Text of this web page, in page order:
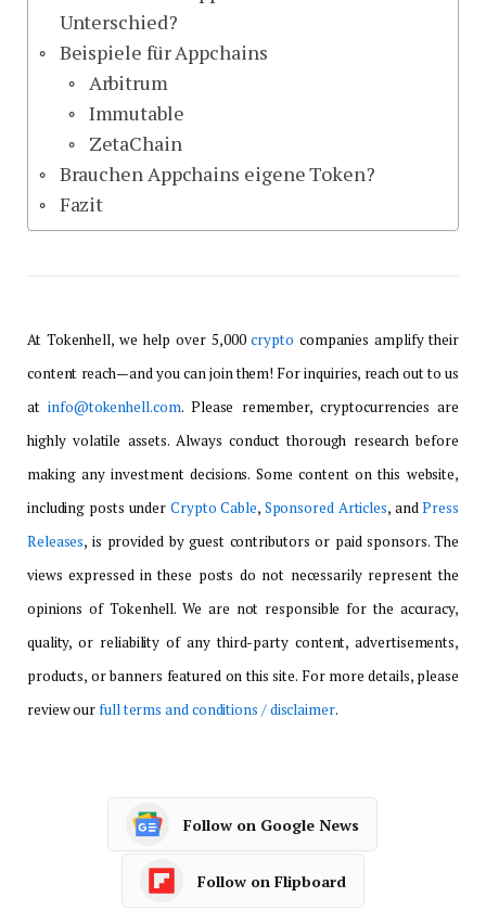
Unterschied?
Beispiele für Appchains
Arbitrum
Immutable
ZetaChain
Brauchen Appchains eigene Token?
Fazit
At Tokenhell, we help over 5,000crypto companies amplify their
content reach—and you can join them! For inquiries, reach out to us
atinfo@tokenhell.com. Please remember, cryptocurrencies are
highly volatile assets. Always conduct thorough research before
making any investment decisions. Some content on this website,
including posts under Crypto Cable, Sponsored Articles, andPress
Releases, is provided by guest contributors or paid sponsors. The
views expressed in these posts do not necessarily represent the
opinions of Tokenhell. We are not responsible for the accuracy,
quality, or reliability of any third-party content, advertisements,
products, or banners featured on this site. For more details, please
review ourfull terms and conditions / disclaimer.
Follow on Google News
Follow on Flipboard